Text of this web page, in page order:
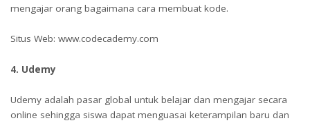
mengajar orang bagaimana cara membuat kode.
Situs Web: www.codecademy.com
4. Udemy
Udemy adalah pasar global untuk belajar dan mengajar secara
online sehingga siswa dapat menguasai keterampilan baru dan